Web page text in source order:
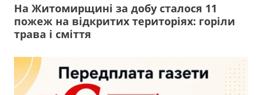
На Житомирщині за добу сталося 11
пожеж на відкритих територіях: горіли
трава і сміття